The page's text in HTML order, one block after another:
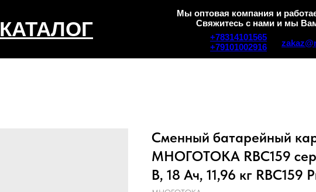
+78314101565
+79101002916
КАТАЛОГ
Мы оптовая компания и
Свяжитесь с нами и мы
Сменный батарейный
МНОГОТОКА RBC159
В, 18 Ач, 11,96 кг RBC159